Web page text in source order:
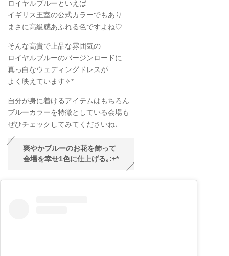
ロイヤルブルーといえば
イギリス王室の公式カラーでもあり
まさに高級感あふれる色ですよね♡
そんな高貴で上品な雰囲気の
ロイヤルブルーのバージンロードに
真っ白なウェディングドレスが
よく映えています✧*
自分が身に着けるアイテムはもちろん
ブルーカラーを特徴としている会場も
ぜひチェックしてみてくださいね♩
爽やかブルーのお花を飾って
会場を幸せ1色に仕上げる｡:+*